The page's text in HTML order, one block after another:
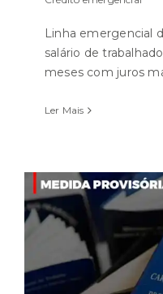
Linha emergencial
salário de
meses com juros
Ler Mais